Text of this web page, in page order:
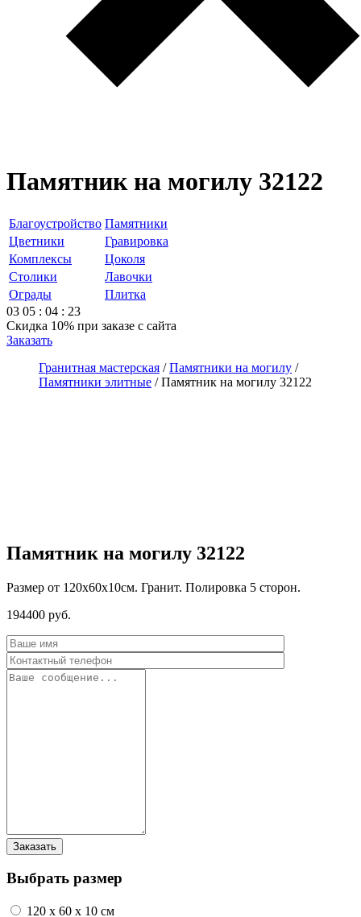
Памятник на могилу 32122
Благоустройство Памятники
Цветники
Гравировка
Комплексы
Цоколя
Столики
Лавочки
Ограды
Плитка
03 05 : 04 : 23
Скидка 10% при заказе с сайта
Заказать
Гранитная мастерская /Памятники на могилу /
Памятники элитные /Памятник на могилу 32122
Памятник на могилу 32122
Размер от 120х60х10см. Гранит. Полировка 5 сторон.
194400 руб.
Выбрать размер
120 x 60 x 10 см